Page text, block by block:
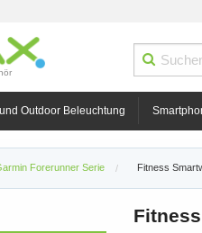
Outdoor Beleuchtung
Forerunner Serie Fitness